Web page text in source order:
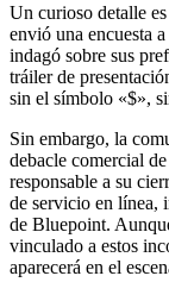
Un curioso detalle
envió una encuesta
indagó sobre sus
tráiler de
sin el símbolo «$»,
Sin embargo, la
debacle comercial de
responsable a su
de servicio en línea,
de Bluepoint.
vinculado a estos
aparecerá en el